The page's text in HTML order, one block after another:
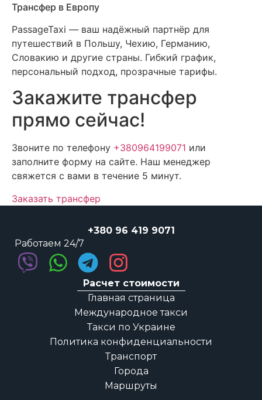
Трансфер в Европу
PassageTaxi — ваш надёжный партнёр для
путешествий в Польшу, Чехию, Германию,
Словакию и другие страны. Гибкий график,
персональный подход, прозрачные тарифы.
Закажите трансфер
прямо сейчас!
Звоните по телефону +380964199071 или
заполните форму на сайте. Наш менеджер
свяжется с вами в течение 5 минут.
Заказать трансфер
+380 96 419 9071
Работаем 24/7
Расчет стоимости
Главная страница
Международное такси
Такси по Украине
Политика конфиденциальности
Транспорт
Города
Маршруты